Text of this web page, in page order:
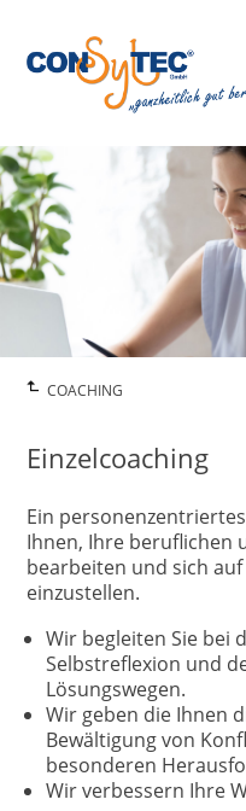
COACHING
Einzelcoaching
Ein
Ihnen, Ihre beruflichen
bearbeiten und sich
einzustellen.
Wir begleiten Sie bei
Selbstreflexion und
Lösungswegen.
Wir geben die Ihnen
Bewältigung von
besonderen
Wir verbessern Ihre